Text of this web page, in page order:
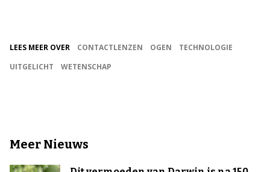
LEES MEER OVER CONTACTLENZEN OGEN
TECHNOLOGIE
UITGELICHT
WETENSCHAP
Meer Nieuws